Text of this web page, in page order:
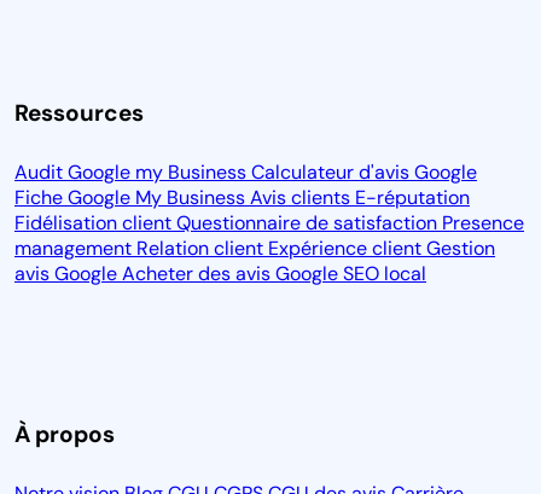
Ressources
Audit Google my BusinessCalculateur d'avis Google
Fiche Google My BusinessAvis clients E-réputation
Fidélisation clientQuestionnaire de satisfaction Presence
management Relation client Expérience clientGestion
avis GoogleAcheter des avis GoogleSEO local
À propos